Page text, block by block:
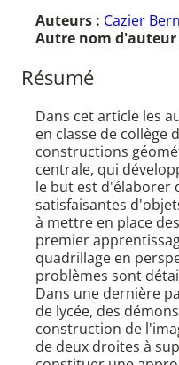
Auteurs : Cazier
Autre nom d'auteur
Résumé
Dans cet article les
en classe de collège
constructions
centrale, qui
le but est d'élaborer
satisfaisantes
à mettre en place
premier
quadrillage en
problèmes sont
Dans une dernière
de lycée, des
construction de
de deux droites à